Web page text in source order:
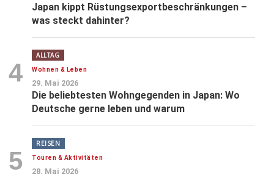
Japan kippt Rüstungsexportbeschränkungen –
was steckt dahinter?
4
ALLTAG
Wohnen & Leben
29. Mai 2026
Die beliebtesten Wohngegenden in Japan: Wo
Deutsche gerne leben und warum
5
REISEN
Touren & Aktivitäten
28. Mai 2026